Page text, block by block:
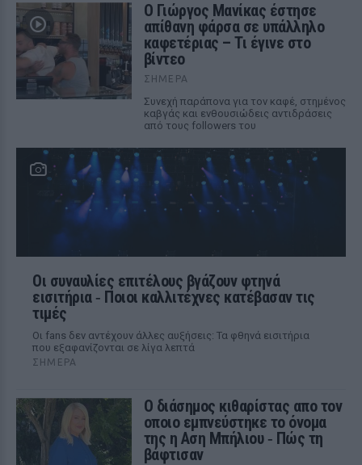
Ο Γιώργος Μανίκας έστησε
απίθανη φάρσα σε υπάλληλο
καφετέριας – Τι έγινε στο
βίντεο
ΣΉΜΕΡΑ
Συνεχή παράπονα για τον καφέ, στημένος
καβγάς και ενθουσιώδεις αντιδράσεις
από τους followers του
Οι συναυλίες επιτέλους βγάζουν φτηνά
εισιτήρια ‑ Ποιοι καλλιτέχνες κατέβασαν τις
τιμές
Οι fans δεν αντέχουν άλλες αυξήσεις: Τα φθηνά εισιτήρια
που εξαφανίζονται σε λίγα λεπτά
ΣΉΜΕΡΑ
Ο διάσημος κιθαρίστας απο τον
οποιο εμπνεύστηκε το όνομα
της η Αση Μπήλιου ‑ Πώς τη
βάφτισαν